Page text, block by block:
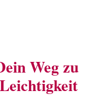
Weg zu